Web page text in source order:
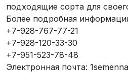
подходящие сорта для
Более подробная
+7-928-767-77-21
+7-928-120-33-30
+7-951-523-78-48
Электронная почта: